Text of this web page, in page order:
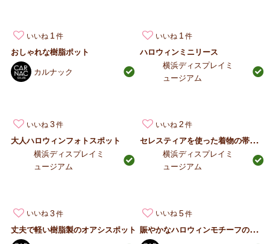
いいね 1
おしゃれな樹脂ポット
カルナック
いいね 1
ハロウィンミニリース
横浜ディスプレイミ
ュージアム
いいね 3
大人ハロウィンフォトスポット
横浜ディスプレイミ
ュージアム
いいね 2
セ
レスティアを使った着物の帯のようなフラワーデザイ…
横浜ディスプレイミ
ュージアム
いいね 3
丈夫で軽い樹脂製のオアシスポット
いいね 5